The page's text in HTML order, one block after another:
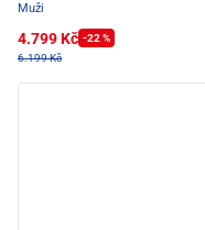
Muži
4.799 Kč -22 %
6.199 Kč